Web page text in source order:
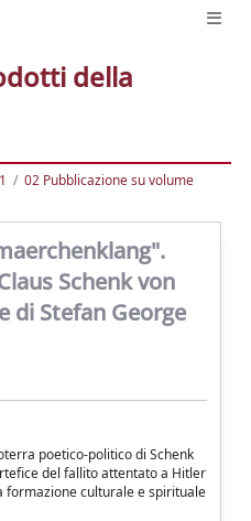
della
02 Pubblicazione su volume
Schenk von
di Stefan George
poetico-politico di Schenk
del fallito attentato a Hitler
formazione culturale e spirituale